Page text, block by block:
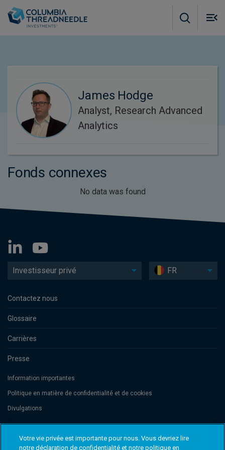
James Hodge
Analyst, Research Advanced
Analytics
Fonds connexes
No data was found
Investisseur privé FR
Contactez nous
Glossaire
Carrières
Presse
Information importantes
Politique en matière de confidentialité et de cookies
Divulgations
Threadneedle Management Luxembourg S.A., registered with the Registre
de Commerce et des Sociétés (Luxembourg), No. B 110242 and/or
Votre vie privée est importante pour nous. Vous devriez lire
notre déclaration de confidentialité et notre politique en